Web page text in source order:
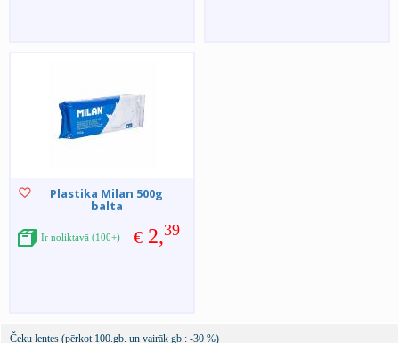
Plastika Milan 500g
balta
€ 2,39
Ir noliktavā (100+)
Čeku lentes (pērkot 100.gb. un vairāk gb.: -30 %)